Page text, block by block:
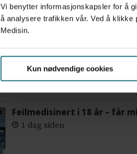
Vi benytter informasjonskapsler for å
å analysere trafikken vår. Ved å klikke
Medisin.
Kun nødvendige cookies
3 dager siden
4 dager siden
Feilmedisinert i 18 år – får
1 dag siden